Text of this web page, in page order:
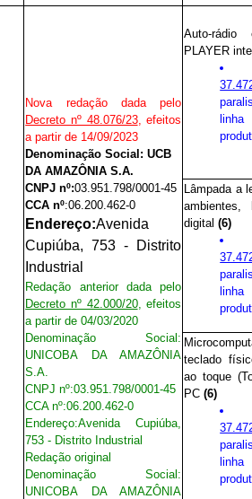
Nova redação dada pelo
Decreto nº 48.076/23, efeitos
a partir de 14/09/2023
Denominação Social: UCB
DA AMAZÔNIA S.A.
CNPJ nº:03.951.798/0001-45
CCA nº:06.200.462-0
Endereço:Avenida
Cupiúba, 753 - Distrito
Industrial
Redação anterior dada pelo
Decreto nº 42.000/20, efeitos
a partir de 04/03/2020
Denominação Social:
UNICOBA DA AMAZÔNIA
S.A.
CNPJ nº:03.951.798/0001-45
CCA nº:06.200.462-0
Endereço:Avenida Cupiúba,
753 - Distrito Industrial
Redação original
Denominação Social:
UNICOBA DA AMAZÔNIA
Auto-
PLAYER
Lâmpada a
ambientes,
digital(6)
teclado
ao toque
PC(6)